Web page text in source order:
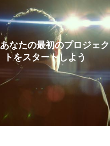
あなたの最初のプロジェク
トをスタートしよう